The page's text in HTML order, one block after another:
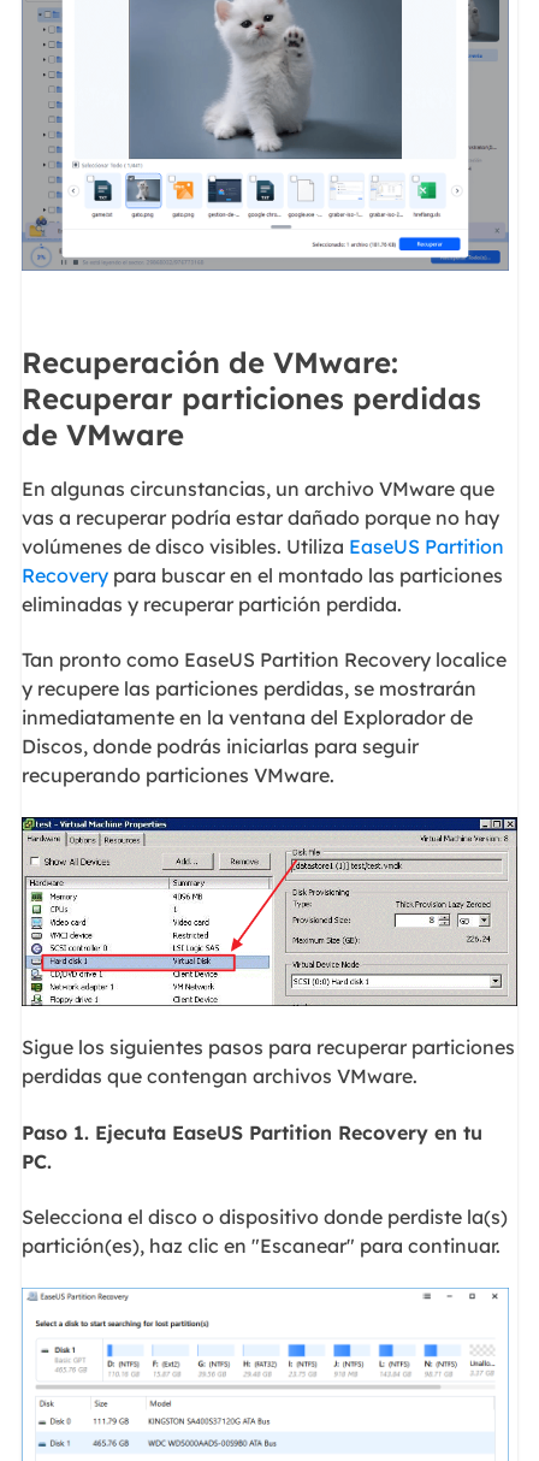
Recuperación de VMware:
Recuperar particiones perdidas
de VMware
En algunas circunstancias, un archivo VMware que
vas a recuperar podría estar dañado porque no hay
volúmenes de disco visibles. Utiliza EaseUS Partition
Recoverypara buscar en el montado las particiones
eliminadas y recuperar partición perdida.
Tan pronto como EaseUS Partition Recovery localice
y recupere las particiones perdidas, se mostrarán
inmediatamente en la ventana del Explorador de
Discos, donde podrás iniciarlas para seguir
recuperando particiones VMware.
Sigue los siguientes pasos para recuperar particiones
perdidas que contengan archivos VMware.
Paso 1. Ejecuta EaseUS Partition Recovery en tu
PC.
Selecciona el disco o dispositivo donde perdiste la(s)
partición(es), haz clic en "Escanear" para continuar.